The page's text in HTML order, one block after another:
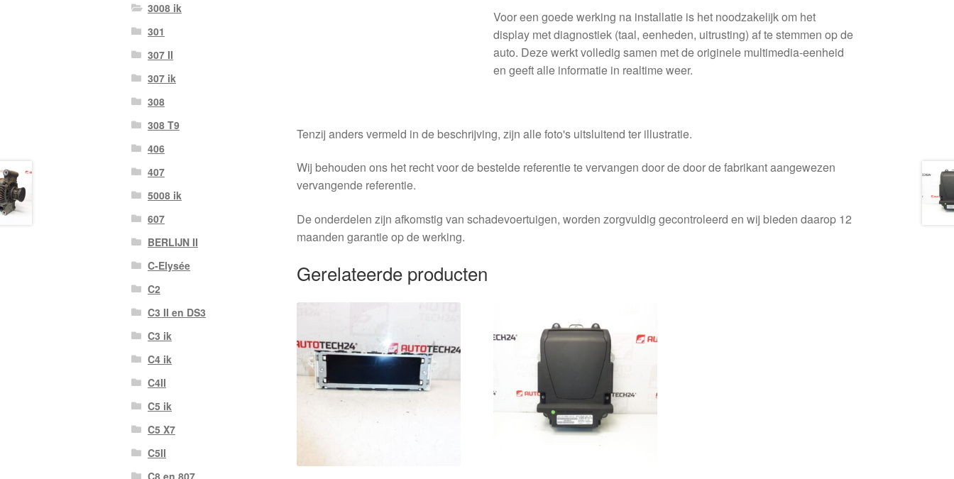
Voor een goede werking na installatie is het noodzakelijk om het
display met diagnostiek (taal, eenheden, uitrusting) af te stemmen op de
auto. Deze werkt volledig samen met de originele multimedia-eenheid
en geeft alle informatie in realtime weer.
Tenzij anders vermeld in de beschrijving, zijn alle foto's uitsluitend ter illustratie.
Wij behouden ons het recht voor de bestelde referentie te vervangen door de door de fabrikant aangewezen
vervangende referentie.
De onderdelen zijn afkomstig van schadevoertuigen, worden zorgvuldig gecontroleerd en wij bieden daarop 12
maanden garantie op de werking.
Gerelateerde producten
3008 ik
301
307 II
307 ik
308
308 T9
406
407
5008 ik
607
BERLIJN II
C-Elysée
C2
C3 II en DS3
C3 ik
C4 ik
C4II
C5 ik
C5 X7
C5II